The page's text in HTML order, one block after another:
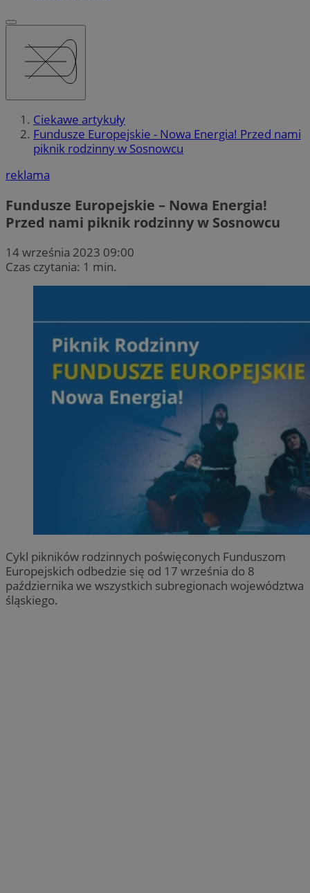
Ciekawe artykuły
Fundusze Europejskie - Nowa Energia! Przed nami
piknik rodzinny w Sosnowcu
reklama
Fundusze Europejskie – Nowa Energia!
Przed nami piknik rodzinny w Sosnowcu
14 września 2023 09:00
Czas czytania: 1 min.
Cykl pikników rodzinnych poświęconych Funduszom
Europejskich odbedzie się od 17 września do 8
października we wszystkich subregionach województwa
śląskiego.